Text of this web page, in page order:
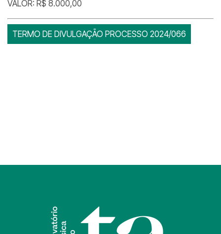
VALOR: R$ 8.000,00
TERMO DE DIVULGAÇÃO PROCESSO 2024/066